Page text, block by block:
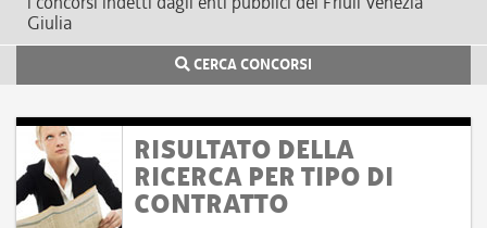
Giulia
CERCA CONCORSI
RISULTATO DELLA
RICERCA PER TIPO DI
CONTRATTO